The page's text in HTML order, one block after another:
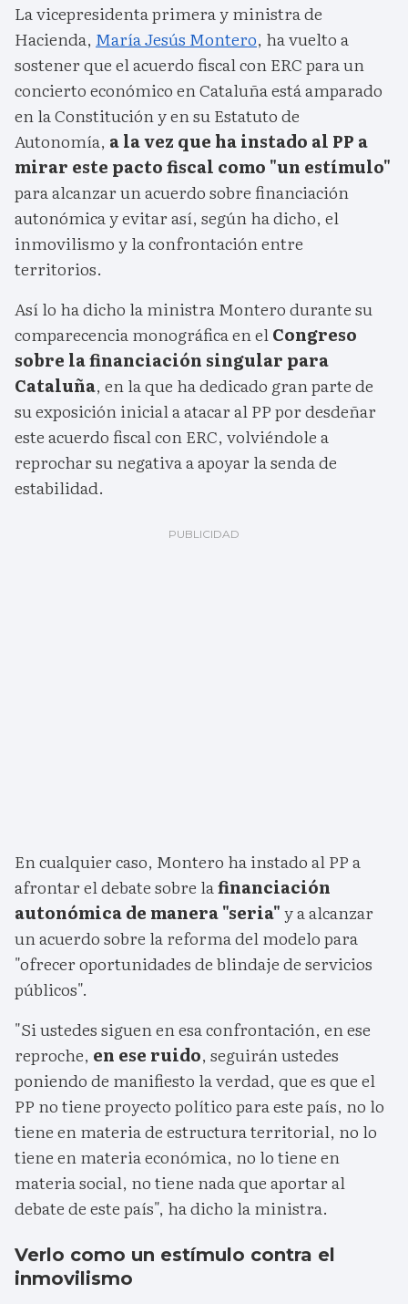
La vicepresidenta primera y ministra de
Hacienda, María Jesús Montero, ha vuelto a
sostener que el acuerdo fiscal con ERC para un
concierto económico en Cataluña está amparado
en la Constitución y en su Estatuto de
Autonomía, a la vez que ha instado al PP a
mirar este pacto fiscal como "un estímulo"
para alcanzar un acuerdo sobre financiación
autonómica y evitar así, según ha dicho, el
inmovilismo y la confrontación entre
territorios.
Así lo ha dicho la ministra Montero durante su
comparecencia monográfica en elCongreso
sobre la financiación singular para
Cataluña, en la que ha dedicado gran parte de
su exposición inicial a atacar al PP por desdeñar
este acuerdo fiscal con ERC, volviéndole a
reprochar su negativa a apoyar la senda de
estabilidad.
En cualquier caso, Montero ha instado al PP a
afrontar el debate sobre lafinanciación
autonómica de manera "seria"y a alcanzar
un acuerdo sobre la reforma del modelo para
"ofrecer oportunidades de blindaje de servicios
públicos".
"Si ustedes siguen en esa confrontación, en ese
reproche, en ese ruido, seguirán ustedes
poniendo de manifiesto la verdad, que es que el
PP no tiene proyecto político para este país, no lo
tiene en materia de estructura territorial, no lo
tiene en materia económica, no lo tiene en
materia social, no tiene nada que aportar al
debate de este país", ha dicho la ministra.
Verlo como un estímulo contra el
inmovilismo